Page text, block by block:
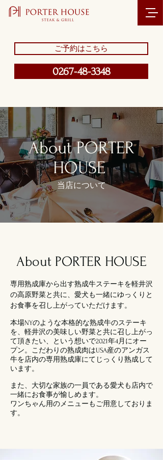
ご予約はこちら
0267-48-3348
About PORTER
HOUSE
当店について
About PORTER HOUSE
専用熟成庫から出す熟成牛ステーキを軽井沢
の高原野菜と共に、愛犬も一緒にゆっくりと
お食事を召し上がっていただけます。
本場NYのような本格的な熟成牛のステーキ
を、軽井沢の美味しい野菜と共に召し上がっ
て頂きたい、という想いで2021年4月にオー
プン。こだわりの熟成肉はUSA産のアンガス
牛を店内の専用熟成庫にてじっくり熟成して
います。
また、大切な家族の一員である愛犬も店内で
一緒にお食事が愉しめます。
ワンちゃん用のメニューもご用意しておりま
す。